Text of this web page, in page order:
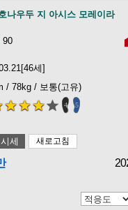
나우두 지 아시스 모레이라
90
세]
/ 78kg / 보통(고유)
4 5
세
새로고침